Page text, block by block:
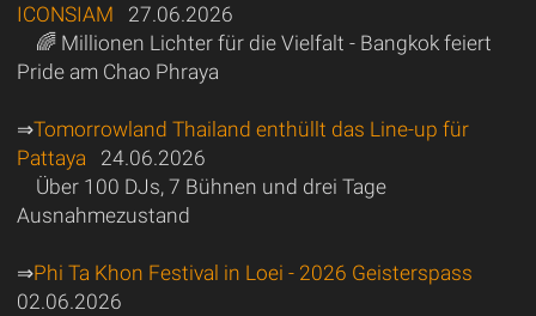
ICONSIAM 27.06.2026
🌈 Millionen Lichter für die Vielfalt - Bangkok feiert
Pride am Chao Phraya
⇒Tomorrowland Thailand enthüllt das Line-up für
Pattaya 24.06.2026
Über 100 DJs, 7 Bühnen und drei Tage
Ausnahmezustand
⇒Phi Ta Khon Festival in Loei - 2026 Geisterspass
02.06.2026